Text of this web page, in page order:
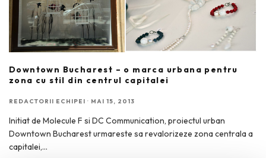
Downtown Bucharest – o marca urbana pentru
zona cu stil din centrul capitalei
REDACTORII ECHIPEI · MAI 15, 2013
Initiat de Molecule F si DC Communication, proiectul urban
Downtown Bucharest urmareste sa revalorizeze zona centrala a
capitalei,...